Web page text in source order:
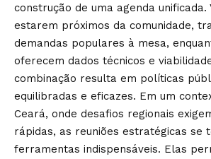
construção de uma agenda
estarem próximos da comunidade,
demandas populares à mesa,
oferecem dados técnicos e
combinação resulta em políticas
equilibradas e eficazes. Em um
Ceará, onde desafios regionais
rápidas, as reuniões estratégicas se
ferramentas indispensáveis. Elas